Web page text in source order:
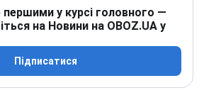
першими у курсі головного —
на Новини на OBOZ.UA у
Підписатися